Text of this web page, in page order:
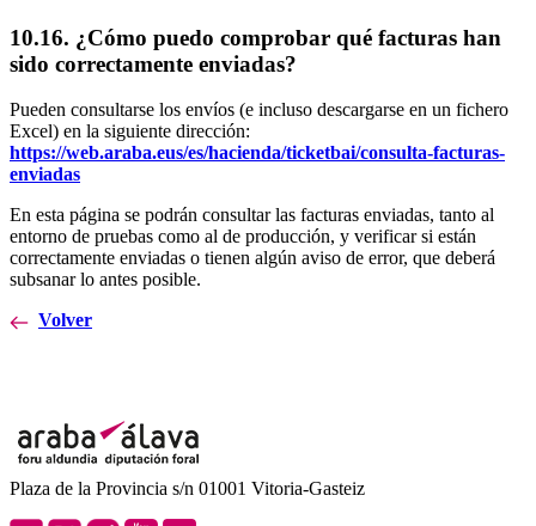
10.16. ¿Cómo puedo comprobar qué facturas han
sido correctamente enviadas?
Pueden consultarse los envíos (e incluso descargarse en un fichero
Excel) en la siguiente dirección:
https://web.araba.eus/es/hacienda/ticketbai/consulta-facturas-
enviadas
En esta página se podrán consultar las facturas enviadas, tanto al
entorno de pruebas como al de producción, y verificar si están
correctamente enviadas o tienen algún aviso de error, que deberá
subsanar lo antes posible.
Volver
Plaza de la Provincia s/n 01001 Vitoria-Gasteiz